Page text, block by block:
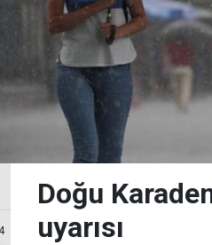
Doğu
uyarısı